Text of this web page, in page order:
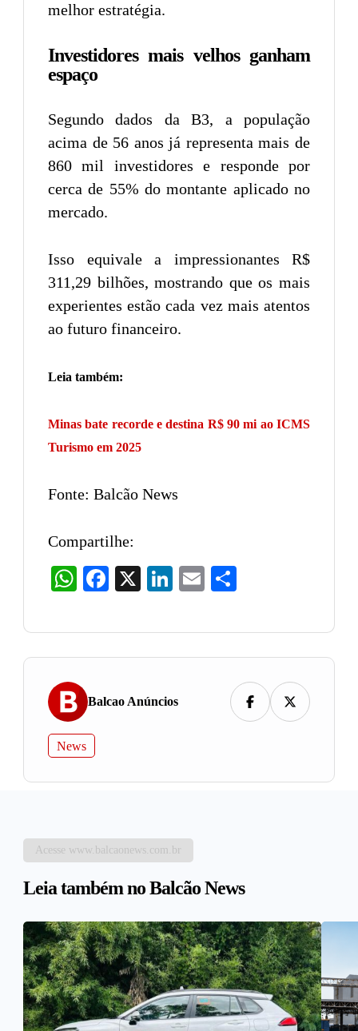
melhor estratégia.
Investidores mais velhos ganham
espaço
Segundo dados da B3, a população
acima de 56 anos já representa mais de
860 mil investidores e responde por
cerca de 55% do montante aplicado no
mercado.
Isso equivale a impressionantes R$
311,29 bilhões, mostrando que os mais
experientes estão cada vez mais atentos
ao futuro financeiro.
Leia também:
Minas bate recorde e destina R$ 90 mi ao ICMS
Turismo em 2025
Fonte: Balcão News
Compartilhe:
WhatsAppFacebook LinkedIn
Email
Balcao Anúncios
News
Acesse www.balcaonews.com.br
Leia também no Balcão News